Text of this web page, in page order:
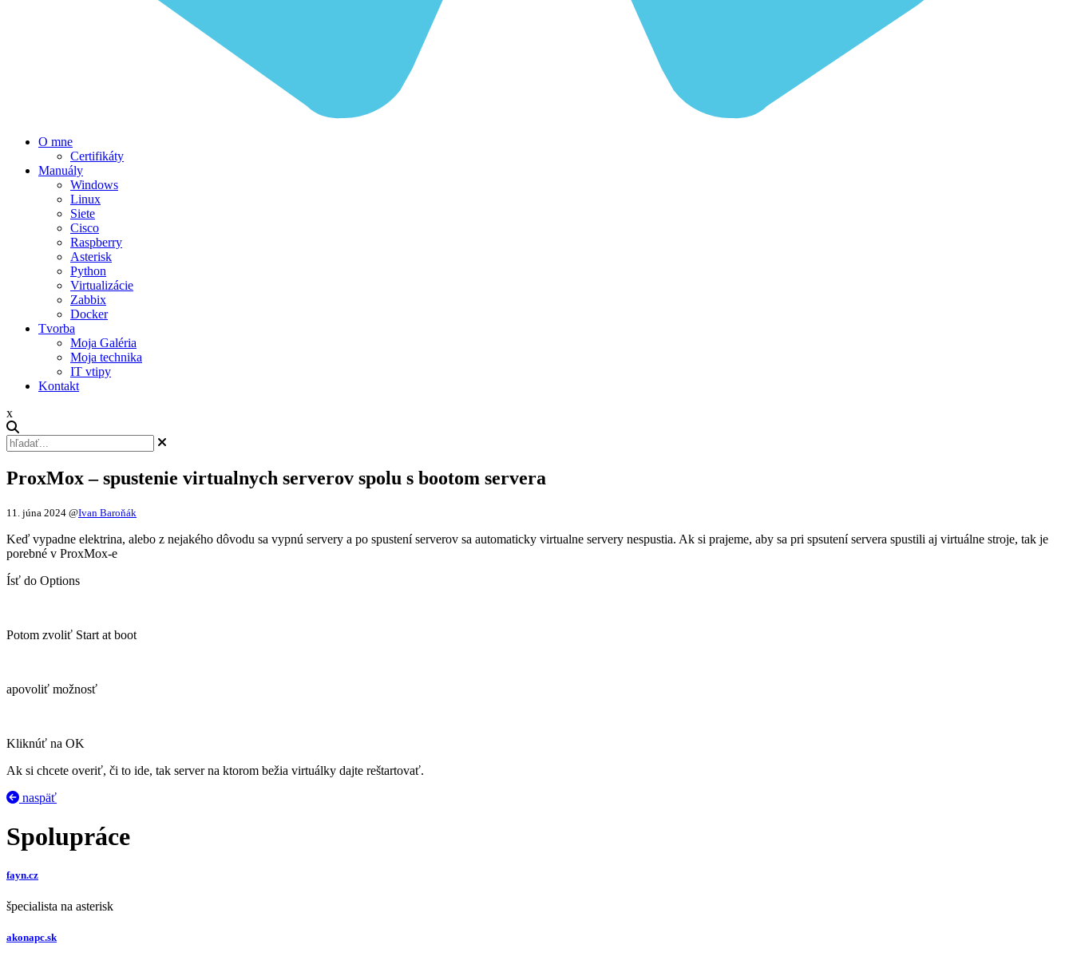
O mne
Certifikáty
Manuály
Windows
Linux
Siete
Cisco
Raspberry
Asterisk
Python
Virtualizácie
Zabbix
Docker
Tvorba
Moja Galéria
Moja technika
IT vtipy
Kontakt
x
ProxMox – spustenie virtualnych serverov spolu s bootom servera
11. júna 2024 @Ivan Baroňák
Keď vypadne elektrina, alebo z nejakého dôvodu sa vypnú servery a po spustení serverov sa automaticky virtualne servery nespustia. Ak si prajeme, aby sa pri spsutení servera spustili aj virtuálne stroje, tak je
porebné v ProxMox-e
Ísť do Options
Potom zvoliť Start at boot
apovoliť možnosť
Kliknúť na OK
Ak si chcete overiť, či to ide, tak server na ktorom bežia virtuálky dajte reštartovať.
naspäť
Spolupráce
fayn.cz
špecialista na asterisk
akonapc.sk